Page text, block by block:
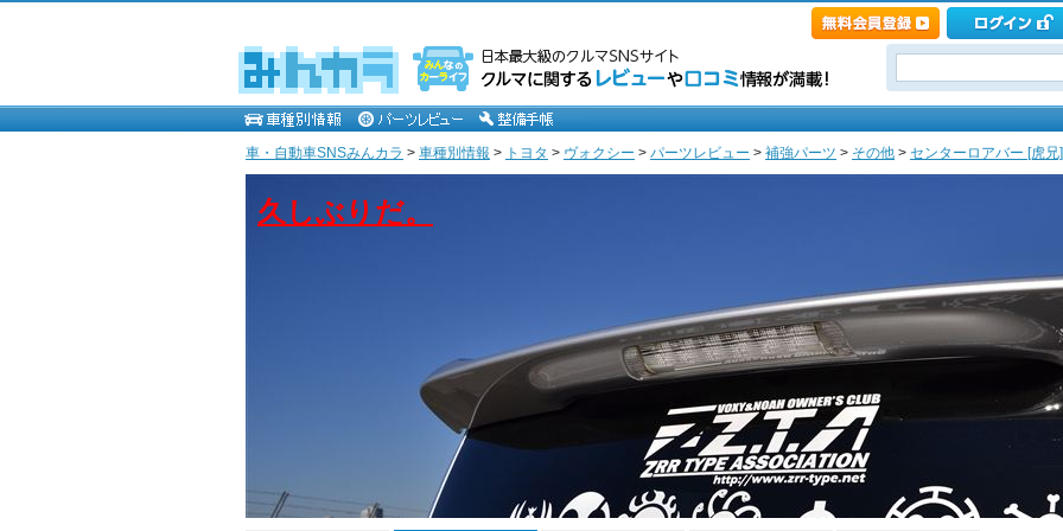
車・自動車SNSみんカラ > 車種別情報 > トヨタ > ヴォクシー > パーツレビュー > 補強パーツ > その他 > センターロアバー [虎兄]
久しぶりだ。